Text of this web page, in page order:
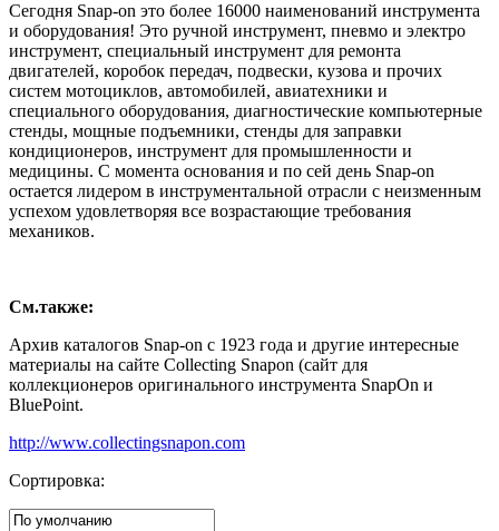
Сегодня Snap-on это более 16000 наименований инструмента
и оборудования! Это ручной инструмент, пневмо и электро
инструмент, специальный инструмент для ремонта
двигателей, коробок передач, подвески, кузова и прочих
систем мотоциклов, автомобилей, авиатехники и
специального оборудования, диагностические компьютерные
стенды, мощные подъемники, стенды для заправки
кондиционеров, инструмент для промышленности и
медицины. С момента основания и по сей день Snap-on
остается лидером в инструментальной отрасли с неизменным
успехом удовлетворяя все возрастающие требования
механиков.
См.также:
Архив каталогов Snap-on с 1923 года и другие интересные
материалы на сайте Collecting Snapon (сайт для
коллекционеров оригинального инструмента SnapOn и
BluePoint.
http://www.collectingsnapon.com
Сортировка: